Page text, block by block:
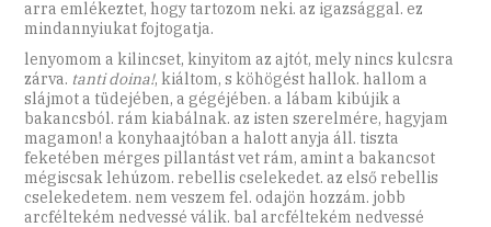
arra emlékeztet, hogy tartozom neki. az igazsággal. ez
mindannyiukat fojtogatja.
lenyomom a kilincset, kinyitom az ajtót, mely nincs kulcsra
zárva. tanti doina!, kiáltom, s köhögést hallok. hallom a
slájmot a tüdejében, a gégéjében. a lábam kibújik a
bakancsból. rám kiabálnak. az isten szerelmére, hagyjam
magamon! a konyhaajtóban a halott anyja áll. tiszta
feketében mérges pillantást vet rám, amint a bakancsot
mégiscsak lehúzom. rebellis cselekedet. az első rebellis
cselekedetem. nem veszem fel. odajön hozzám. jobb
arcféltekém nedvessé válik. bal arcféltekém nedvessé